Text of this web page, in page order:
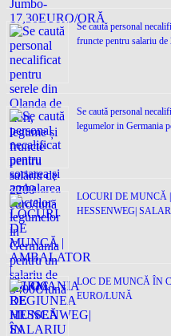
Se caută personal
fruncte pentru salariu de
Se caută personal
legumelor in Germania
LOCURI DE MUNCĂ
HESSENWEG|
LOC DE MUNCĂ ÎN
EURO/LUNĂ